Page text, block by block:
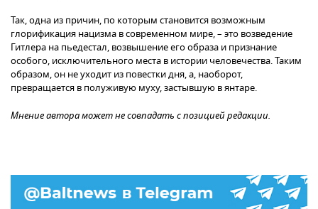
Так, одна из причин, по которым становится возможным
глорификация нацизма в современном мире, – это возведение
Гитлера на пьедестал, возвышение его образа и признание
особого, исключительного места в истории человечества. Таким
образом, он не уходит из повестки дня, а, наоборот,
превращается в полуживую муху, застывшую в янтаре.
Мнение автора может не совпадать с позицией редакции.